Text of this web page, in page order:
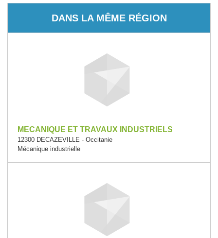
DANS LA MÊME RÉGION
MECANIQUE ET TRAVAUX INDUSTRIELS
12300 DECAZEVILLE - Occitanie
Mécanique industrielle